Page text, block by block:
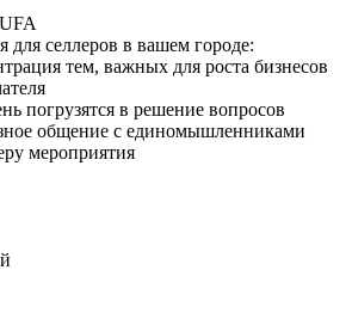
для селлеров в вашем городе:
тем, важных для роста бизнесов
погрузятся в решение вопросов
общение с единомышленниками
мероприятия